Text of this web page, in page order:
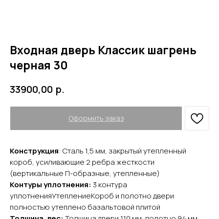
Входная дверь Классик шагрень
черная 30
33900,00 р.
Оформить заказ
Конструкция: Сталь 1,5 мм, закрытый утепленный
короб, усиливающие 2 ребра жесткости
(вертикальные П-образные, утепленные)
Контуры уплотнения: 3 контура
уплотненияУтеплениеКороб и полотно двери
полностью утеплено базальтовой плитой
YURTA.DVERI
ИП Яриш Ю.С.